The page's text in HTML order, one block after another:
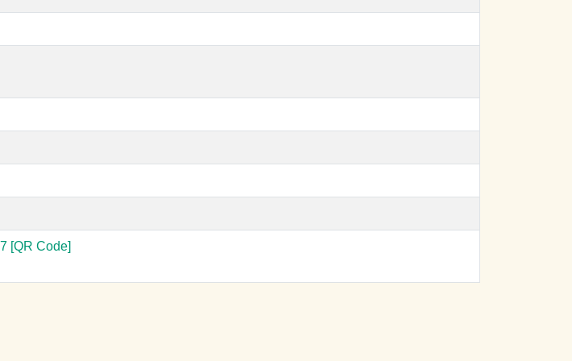
[QR Code]